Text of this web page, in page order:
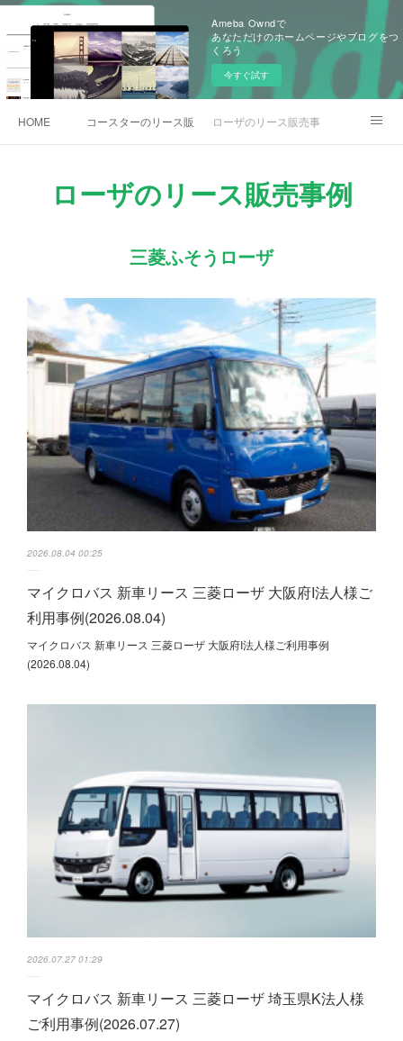
Ameba Owndで
あなただけのホームページやブログをつ
くろう
今すぐ試す
HOME コースターのリース販売事例ローザのリース販売事例
ローザのリース販売事例
三菱ふそうローザ
2026.08.04 00:25
マイクロバス 新車リース 三菱ローザ 大阪府I法人様ご
利用事例(2026.08.04)
マイクロバス 新車リース 三菱ローザ 大阪府I法人様ご利用事例
(2026.08.04)
2026.07.27 01:29
マイクロバス 新車リース 三菱ローザ 埼玉県K法人様
ご利用事例(2026.07.27)